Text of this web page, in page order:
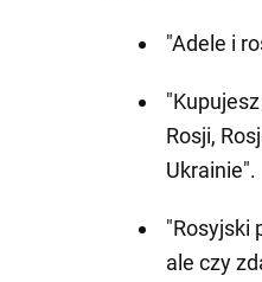
"Adele i
Rosji,
Ukrainie".
"Rosyjski
ale czy